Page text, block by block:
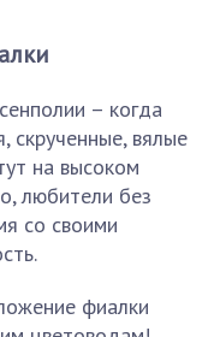
– когда
скрученные, вялые
на высоком
любители без
со своими
фиалки